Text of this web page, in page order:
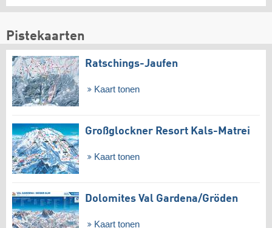
Pistekaarten
Ratschings-Jaufen
Kaart tonen
Großglockner Resort Kals-Matrei
Kaart tonen
Dolomites Val Gardena/​Gröden
Kaart tonen